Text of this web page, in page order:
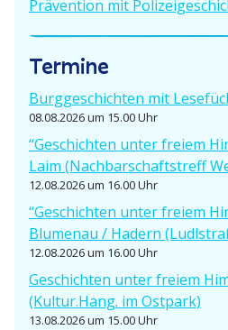
Prävention mit
Termine
Burgge­schichten mit
08.08.2026 um 15.00 Uhr
“Geschichten unter freiem
Laim (Nachbar­schafts­treff
12.08.2026 um 16.00 Uhr
“Geschichten unter freiem
Blumenau / Hadern
12.08.2026 um 16.00 Uhr
Geschichten unter freiem
(Kultur.Hang. im Ostpark)
13.08.2026 um 15.00 Uhr